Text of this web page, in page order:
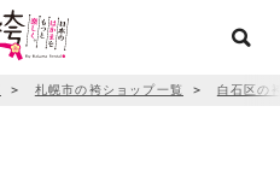
＞ 札幌市の袴ショップ一覧 ＞ 白石区の